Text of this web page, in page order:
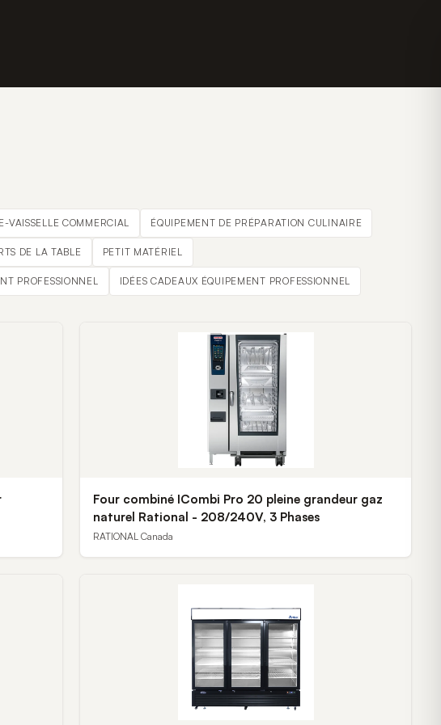
VAISSELLE COMMERCIAL ÉQUIPEMENT DE PRÉPARATION CULINAIRE
DE LA TABLE PETIT MATÉRIEL
PROFESSIONNEL IDÉES CADEAUX ÉQUIPEMENT PROFESSIONNEL
Four combiné ICombi Pro 20 pleine grandeur gaz
naturel Rational - 208/240V, 3 Phases
RATIONAL Canada